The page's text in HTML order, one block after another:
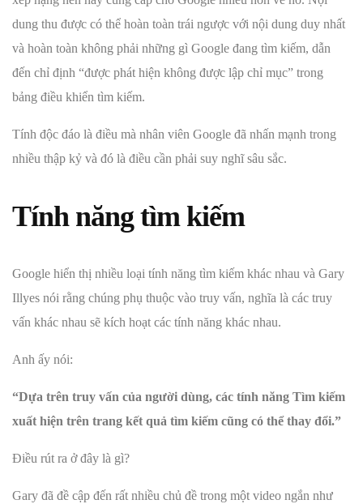
dung thu được có thể hoàn toàn trái ngược với nội dung duy nhất
và hoàn toàn không phải những gì Google đang tìm kiếm, dẫn
đến chỉ định “được phát hiện không được lập chỉ mục” trong
bảng điều khiển tìm kiếm.
Tính độc đáo là điều mà nhân viên Google đã nhấn mạnh trong
nhiều thập kỷ và đó là điều cần phải suy nghĩ sâu sắc.
Tính năng tìm kiếm
Google hiển thị nhiều loại tính năng tìm kiếm khác nhau và Gary
Illyes nói rằng chúng phụ thuộc vào truy vấn, nghĩa là các truy
vấn khác nhau sẽ kích hoạt các tính năng khác nhau.
Anh ấy nói:
“Dựa trên truy vấn của người dùng, các tính năng Tìm kiếm
xuất hiện trên trang kết quả tìm kiếm cũng có thể thay đổi.”
Điều rút ra ở đây là gì?
Gary đã đề cập đến rất nhiều chủ đề trong một video ngắn như